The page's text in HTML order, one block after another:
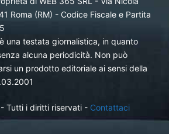
Roma (RM) - Codice Fiscale e Partita
una testata giornalistica, in quanto
alcuna periodicità. Non può
un prodotto editoriale ai sensi della
Tutti i diritti riservati - Contattaci